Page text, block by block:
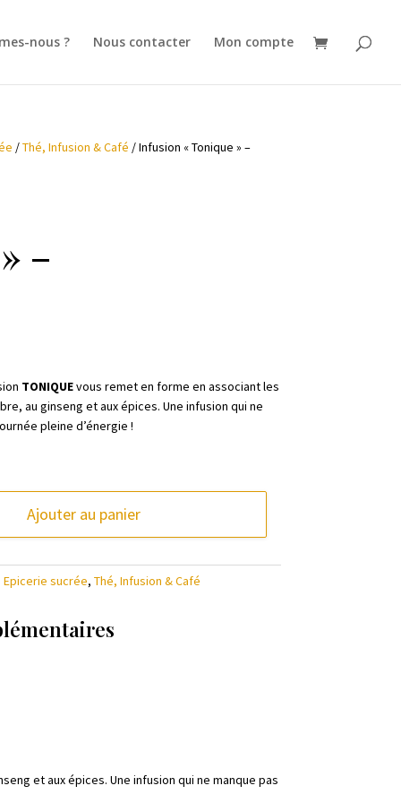
nous ? Nous contacter Mon compte
/Thé, Infusion & Café / Infusion « Tonique » –
–
TONIQUEvous remet en forme en associant les
au ginseng et aux épices. Une infusion qui ne
pleine d’énergie !
Ajouter au panier
Epicerie sucrée, Thé, Infusion & Café
et aux épices. Une infusion qui ne manque pas